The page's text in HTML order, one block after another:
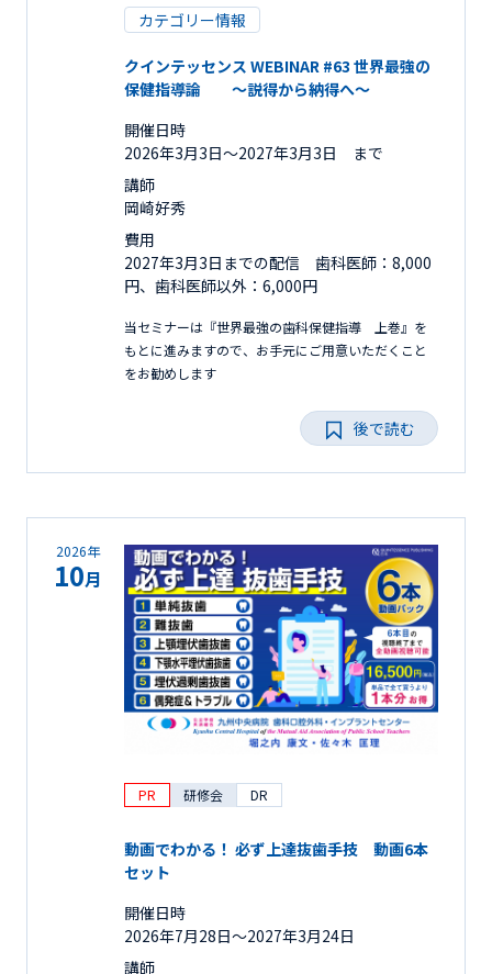
カテゴリー情報
クインテッセンス WEBINAR #63 世界最強の
保健指導論 ～説得から納得へ～
開催日時
2026年3月3日〜2027年3月3日 まで
講師
岡崎好秀
費用
2027年3月3日までの配信 歯科医師：8,000
円、歯科医師以外：6,000円
当セミナーは『世界最強の歯科保健指導 上巻』を
もとに進みますので、お手元にご用意いただくこと
をお勧めします
後で読む
2026年
10月
PR 研修会 DR
動画でわかる！ 必ず上達抜歯手技 動画6本
セット
開催日時
2026年7月28日〜2027年3月24日
講師